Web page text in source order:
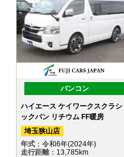
バンコン
ハイエース ケイワークスクラシ
ックバン リチウム FF暖房
埼玉狭山店
年式 ：令和6年(2024年)
走行距離：13,785km